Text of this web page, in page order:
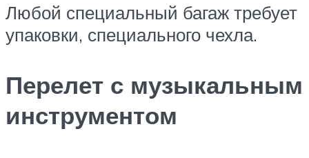
Любой специальный багаж требует
упаковки, специального чехла.
Перелет с музыкальным
инструментом